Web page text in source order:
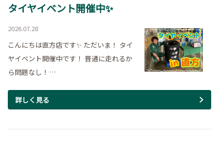
タイヤイベント開催中✨
2026.07.28
こんにちは直方店です✨ ただいま！ タイ
ヤイベント開催中です！ 普通に走れるか
ら問題なし！…
詳しく見る